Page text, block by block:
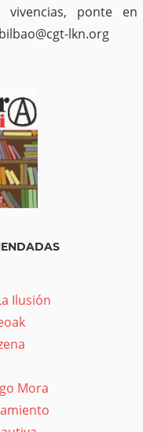
vivencias, ponte
lkn.org
Ilusión
Mora